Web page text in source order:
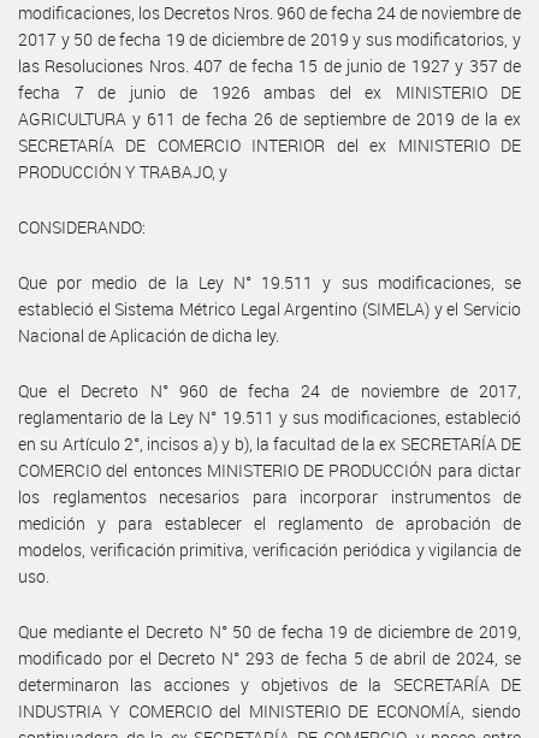
modificaciones, los Decretos Nros. 960 de fecha 24 de noviembre de
2017 y 50 de fecha 19 de diciembre de 2019 y sus modificatorios, y
las Resoluciones Nros. 407 de fecha 15 de junio de 1927 y 357 de
fecha 7 de junio de 1926 ambas del ex MINISTERIO DE
AGRICULTURA y 611 de fecha 26 de septiembre de 2019 de la ex
SECRETARÍA DE COMERCIO INTERIOR del ex MINISTERIO DE
PRODUCCIÓN Y TRABAJO, y
CONSIDERANDO:
Que por medio de la Ley N° 19.511 y sus modificaciones, se
estableció el Sistema Métrico Legal Argentino (SIMELA) y el Servicio
Nacional de Aplicación de dicha ley.
Que el Decreto N° 960 de fecha 24 de noviembre de 2017,
reglamentario de la Ley N° 19.511 y sus modificaciones, estableció
en su Artículo 2°, incisos a) y b), la facultad de la ex SECRETARÍA DE
COMERCIO del entonces MINISTERIO DE PRODUCCIÓN para dictar
los reglamentos necesarios para incorporar instrumentos de
medición y para establecer el reglamento de aprobación de
modelos, verificación primitiva, verificación periódica y vigilancia de
uso.
Que mediante el Decreto N° 50 de fecha 19 de diciembre de 2019,
modificado por el Decreto N° 293 de fecha 5 de abril de 2024, se
determinaron las acciones y objetivos de la SECRETARÍA DE
INDUSTRIA Y COMERCIO del MINISTERIO DE ECONOMÍA, siendo